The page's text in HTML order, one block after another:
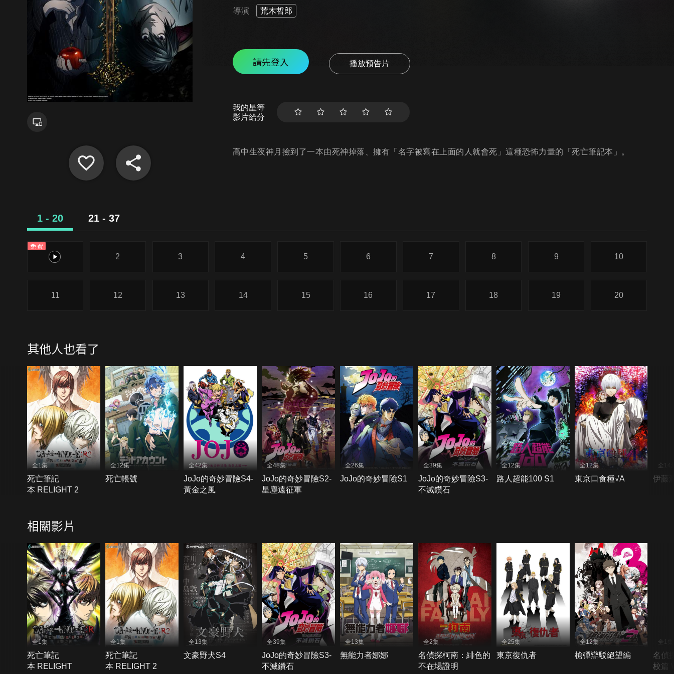
導演 荒木哲郎
請先登入 播放預告片
我的星等
影片給分
高中生夜神月撿到了一本由死神掉落、擁有「名字被寫在上面的人就會死」這種恐怖力量的「死亡筆記本」。
1 - 20 21 - 37
免費
1
2 3 4 5 6 7 8 9 10
11 12 13 14 15 16 17 18 19 20
其他人也看了
全1集
死亡筆記
本 RELIGHT 2
全12集
死亡帳號
全42集
JoJo的奇妙冒險S4-
黃金之風
全48集
JoJo的奇妙冒險S2-
星塵遠征軍
全26集
JoJo的奇妙冒險S1
全39集
JoJo的奇妙冒險S3-
不滅鑽石
全12集
路人超能100 S1
全12集
東京口食種√A
全14
伊藤
相關影片
全1集
死亡筆記
本 RELIGHT
全1集
死亡筆記
本 RELIGHT 2
全13集
文豪野犬S4
全39集
JoJo的奇妙冒險S3-
不滅鑽石
全13集
無能力者娜娜
全2集
名偵探柯南：緋色的
不在場證明
全25集
東京復仇者
全12集
槍彈辯駁絕望編
全1集
名偵
校篇